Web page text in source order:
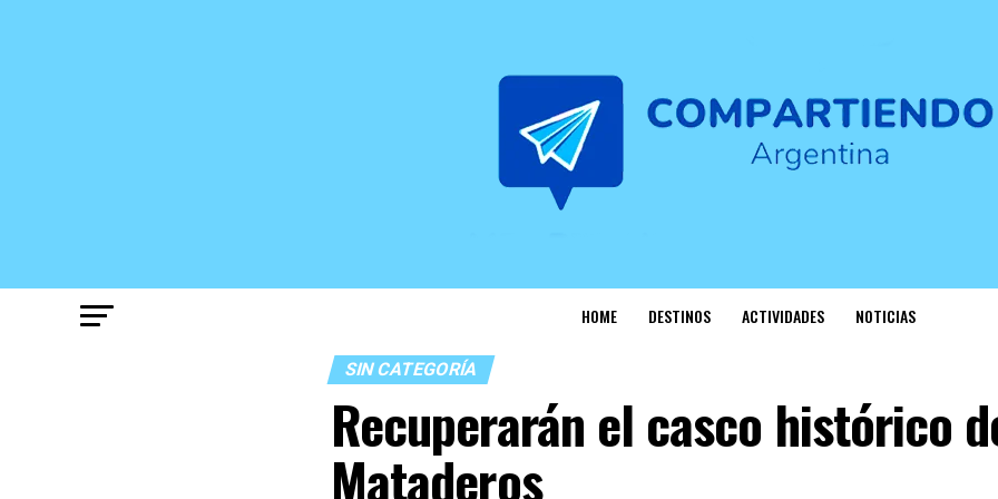
HOME DESTINOS ACTIVIDADES NOTICIAS
SIN CATEGORÍA
Recuperarán el casco histórico
Mataderos